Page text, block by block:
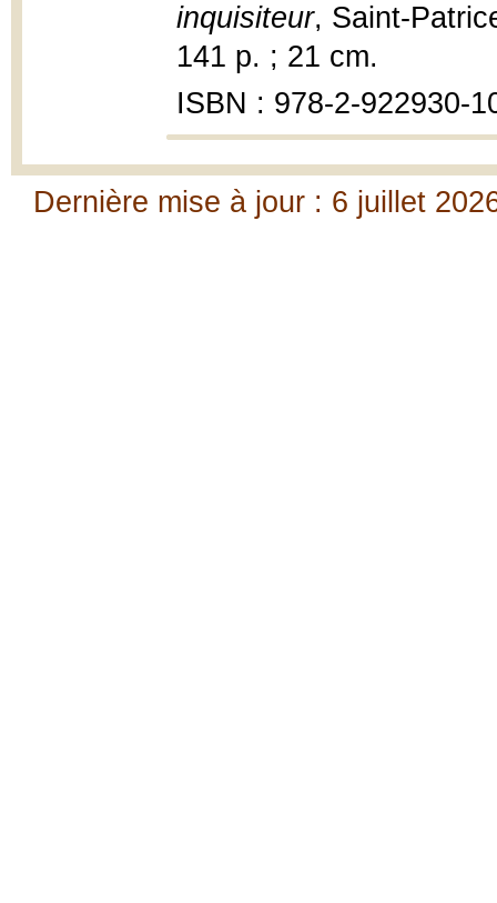
inquisiteur, Saint-
141 p. ; 21 cm.
ISBN : 978-2-922930-
Dernière mise à jour : 6 juillet